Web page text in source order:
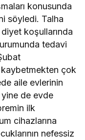
konusunda
söyledi. Talha
diyet koşullarında
tedavi
kaybetmekten çok
aile evlerinin
yine de evde
ilk
cihazlarına
nefessiz